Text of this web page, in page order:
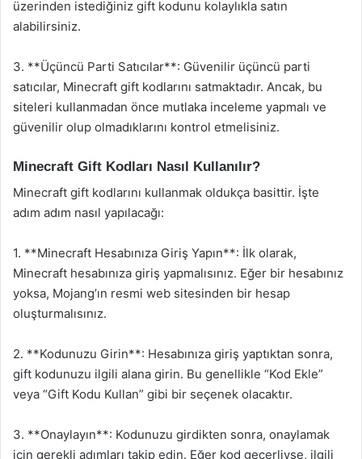
üzerinden istediğiniz gift kodunu kolaylıkla satın
alabilirsiniz.
3. **Üçüncü Parti Satıcılar**: Güvenilir üçüncü parti
satıcılar, Minecraft gift kodlarını satmaktadır. Ancak, bu
siteleri kullanmadan önce mutlaka inceleme yapmalı ve
güvenilir olup olmadıklarını kontrol etmelisiniz.
Minecraft Gift Kodları Nasıl Kullanılır?
Minecraft gift kodlarını kullanmak oldukça basittir. İşte
adım adım nasıl yapılacağı:
1. **Minecraft Hesabınıza Giriş Yapın**: İlk olarak,
Minecraft hesabınıza giriş yapmalısınız. Eğer bir hesabınız
yoksa, Mojang’ın resmi web sitesinden bir hesap
oluşturmalısınız.
2. **Kodunuzu Girin**: Hesabınıza giriş yaptıktan sonra,
gift kodunuzu ilgili alana girin. Bu genellikle “Kod Ekle”
veya “Gift Kodu Kullan” gibi bir seçenek olacaktır.
3. **Onaylayın**: Kodunuzu girdikten sonra, onaylamak
için gerekli adımları takip edin. Eğer kod geçerliyse, ilgili